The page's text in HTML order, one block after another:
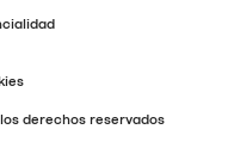
derechos reservados